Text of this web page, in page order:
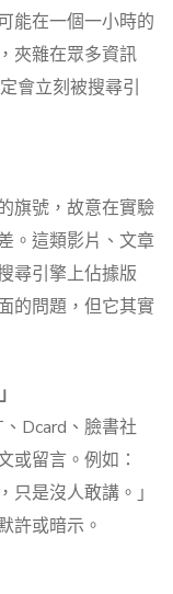
能在一個一小時的
夾雜在眾多資訊
會立刻被搜尋引
旗號，故意在實驗
。這類影片、文章
尋引擎上佔據版
的問題，但它其實
Dcard、臉書社
或留言。例如：
只是沒人敢講。」
許或暗示。